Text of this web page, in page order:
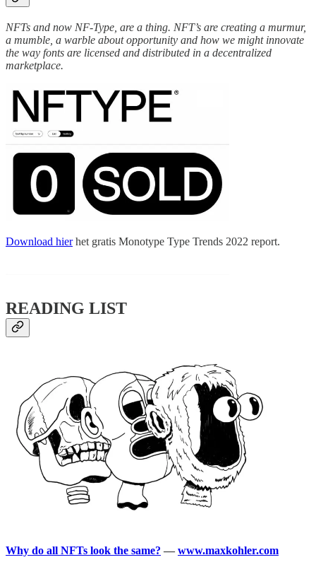
NFTs and now NF-Type, are a thing. NFT’s are creating a murmur,
a mumble, a warble about opportunity and how we might innovate
the way fonts are licensed and distributed in a decentralized
marketplace.
Download hierhet gratis Monotype Type Trends 2022 report.
READING LIST
Why do all NFTs look the same? — www.maxkohler.com